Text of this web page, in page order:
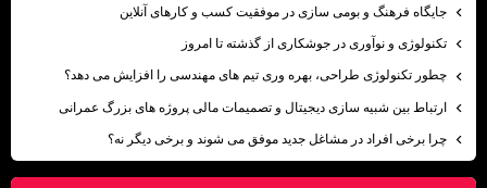
جایگاه فرهنگ و بومی ‌سازی در موفقیت کسب ‌و کارهای آنلاین
تکنولوژی و نوآوری در جوشکاری از گذشته تا امروز
چطور تکنولوژی طراحی، بهره وری تیم های مهندسی را افزایش می دهد؟
ارتباط بین شبیه سازی دیجیتال و تصمیمات مالی پروژه های بزرگ عمرانی
چرا برخی افراد در مشاغل جدید موفق می شوند و برخی دیگر نه؟